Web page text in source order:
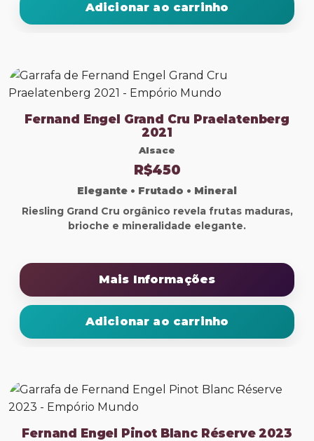
Adicionar ao carrinho
Fernand Engel Grand Cru Praelatenberg
2021
Alsace
R$450
Elegante • Frutado • Mineral
Riesling Grand Cru orgânico revela frutas maduras,
brioche e mineralidade elegante.
Mais Informações
Adicionar ao carrinho
Fernand Engel Pinot Blanc Réserve 2023